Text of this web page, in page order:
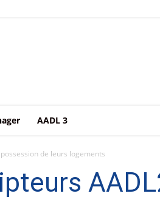
AADL 3
de leurs logements